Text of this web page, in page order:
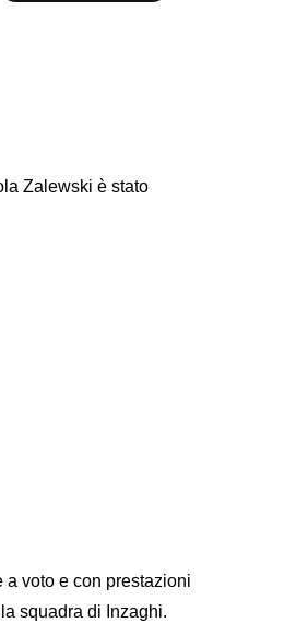
Zalewski è stato
a voto e con prestazioni
squadra di Inzaghi.